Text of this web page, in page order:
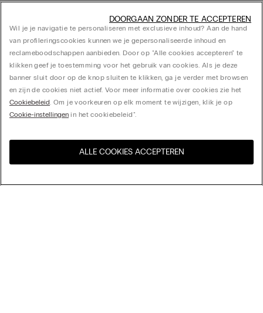
United States
Wil je je navigatie te personaliseren met exclusieve inhoud? Aan de hand
van profileringscookies kunnen we je gepersonaliseerde inhoud en
reclameboodschappen aanbieden. Door op "Alle cookies accepteren" te
klikken geef je toestemming voor het gebruik van cookies. Als je deze
banner sluit door op de knop sluiten te klikken, ga je verder met browsen
en zijn de cookies niet actief. Voor meer informatie over cookies zie het
Cookiebeleid. Om je voorkeuren op elk moment te wijzigen, klik je op
Cookie-instellingen in het cookiebeleid".
ALLE COOKIES ACCEPTEREN
DOORGAAN ZONDER TE ACCEPTEREN